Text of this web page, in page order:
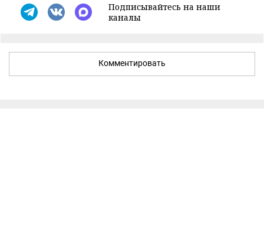
Подписывайтесь на наши
каналы
Комментировать